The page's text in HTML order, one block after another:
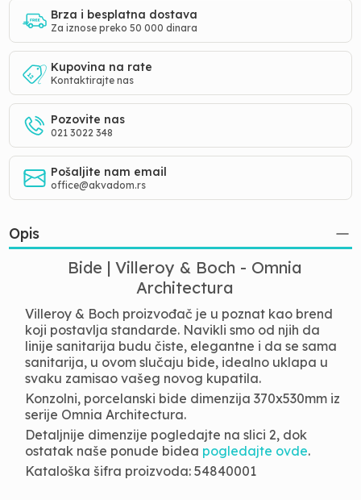
Brza i besplatna dostava
Za iznose preko 50 000 dinara
Kupovina na rate
Kontaktirajte nas
Pozovite nas
021 3022 348
Pošaljite nam email
office@akvadom.rs
Opis
Bide | Villeroy & Boch - Omnia
Architectura
Villeroy & Boch proizvođač je u poznat kao brend
koji postavlja standarde. Navikli smo od njih da
linije sanitarija budu čiste, elegantne i da se sama
sanitarija, u ovom slučaju bide, idealno uklapa u
svaku zamisao vašeg novog kupatila.
Konzolni, porcelanski bide dimenzija 370x530mm iz
serije Omnia Architectura.
Detaljnije dimenzije pogledajte na slici 2, dok
ostatak naše ponude bidea pogledajte ovde.
Kataloška šifra proizvoda: 54840001